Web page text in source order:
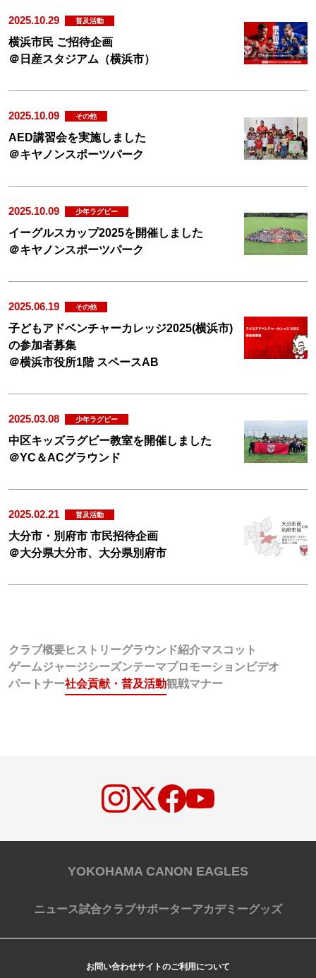
2025.10.29 普及活動
横浜市民 ご招待企画
＠日産スタジアム（横浜市）
2025.10.09 その他
AED講習会を実施しました
＠キヤノンスポーツパーク
2025.10.09 少年ラグビー
イーグルスカップ2025を開催しました
＠キヤノンスポーツパーク
2025.06.19 その他
子どもアドベンチャーカレッジ2025(横浜市)
の参加者募集
＠横浜市役所1階 スペースAB
2025.03.08 少年ラグビー
中区キッズラグビー教室を開催しました
＠YC＆ACグラウンド
2025.02.21 普及活動
大分市・別府市 市民招待企画
＠大分県大分市、大分県別府市
クラブ概要ヒストリーグラウンド紹介マスコット
ゲームジャージシーズンテーマプロモーションビデオ
パートナー社会貢献・普及活動観戦マナー
YOKOHAMA CANON EAGLES
ニュース試合クラブサポーターアカデミーグッズ
お問い合わせサイトのご利用について